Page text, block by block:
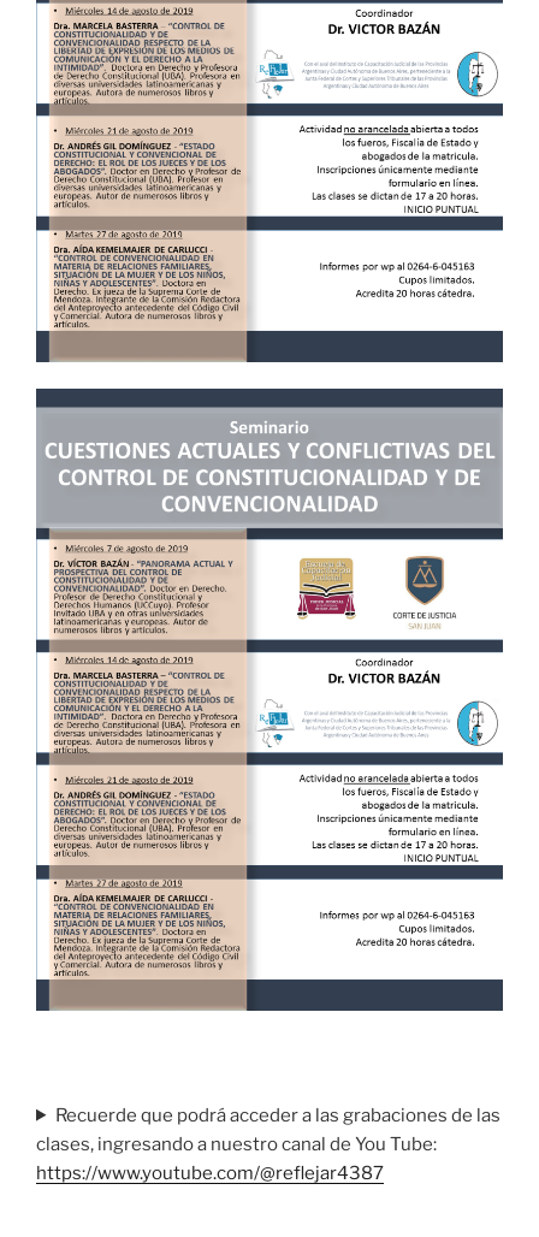
Recuerde que podrá acceder a las grabaciones de las
clases, ingresando a nuestro canal de You Tube:
https://www.youtube.com/@reflejar4387